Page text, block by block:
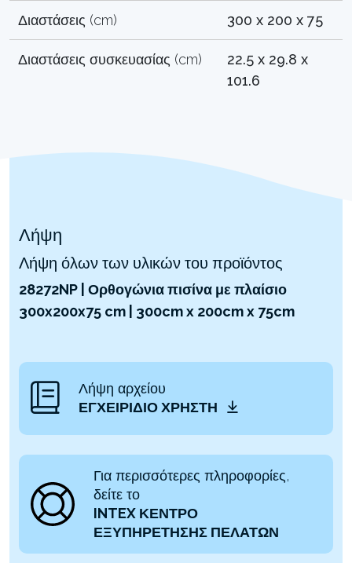
Διαστάσεις (cm) 300 x 200 x 75
Διαστάσεις συσκευασίας (cm)
22.5 x 29.8 x
101.6
Λήψη
Λήψη όλων των υλικών του προϊόντος
28272NP | Ορθογώνια πισίνα με πλαίσιο
300x200x75 cm | 300cm x 200cm x 75cm
Λήψη αρχείου
ΕΓΧΕΙΡΊΔΙΟ ΧΡΉΣΤΗ
Για περισσότερες πληροφορίες,
δείτε το
INTEX ΚΕΝΤΡΟ
ΕΞΥΠΗΡΕΤΗΣΗΣ ΠΕΛΑΤΩΝ